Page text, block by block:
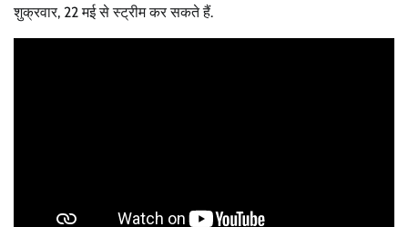
शुक्रवार, 22 मई से स्ट्रीम कर सकते हैं.